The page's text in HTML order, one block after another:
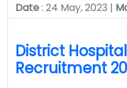
Date: 24 May, 2023 |
District
Recruitment